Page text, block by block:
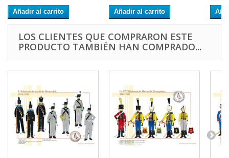
Añadir al carrito Añadir al carrito
LOS CLIENTES QUE COMPRARON ESTE
PRODUCTO TAMBIÉN HAN COMPRADO...